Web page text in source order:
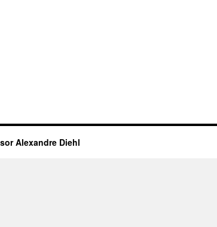
Alexandre Diehl